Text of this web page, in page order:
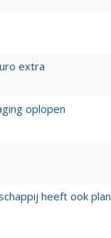
extra
oplopen
heeft ook plan